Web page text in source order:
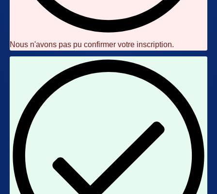
Nous n'avons pas pu confirmer votre inscription.